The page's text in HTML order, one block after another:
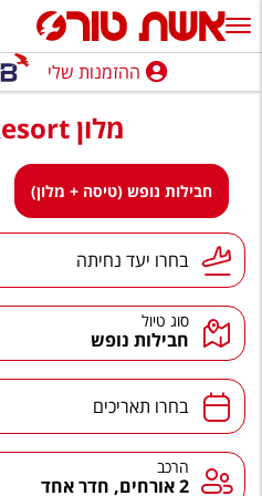
ההזמנות שלי
חופשה לפי סגנון
מלונות באילת
טיולים מאורגנים
סגנונות טיול
הרגע האחרון
חבילות בריאות וספא
ההזמנות שלי
מלון Wave Resort
חבילות נופש (טיסה + מלון)
יעד נחיתהבחרו יעד נחיתה
סוג טיול
חבילות נופש
תאריכים בחרו תאריכים
הרכב הרכב
2 אורחים, חדר אחד